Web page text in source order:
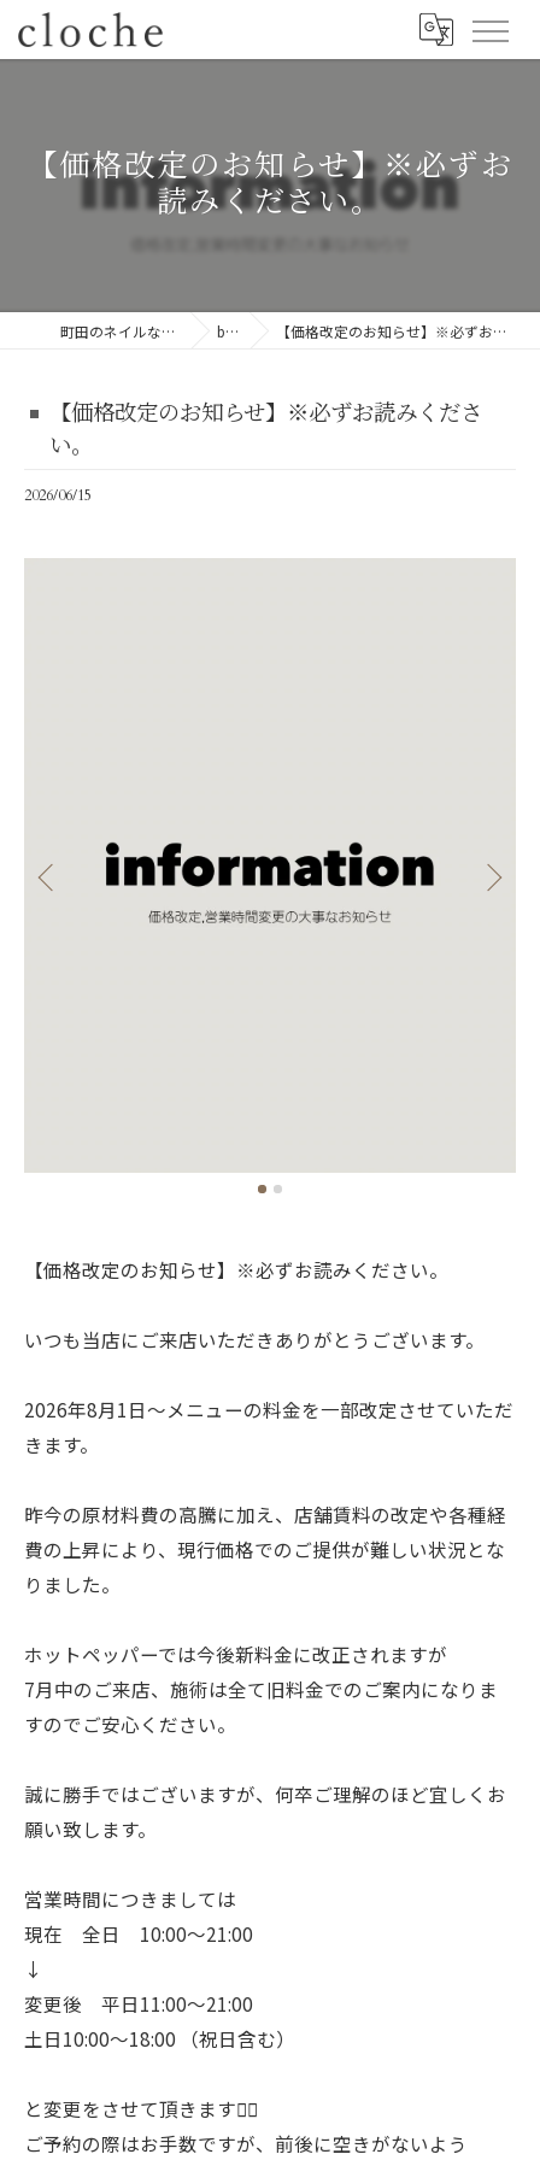
【価格改定のお知らせ】※必ずお
読みください。
町田のネイルならcloche blog 【価格改定のお知らせ】※必ずお読みください。
【価格改定のお知らせ】※必ずお読みくださ
い。
2026/06/15
【価格改定のお知らせ】※必ずお読みください。
いつも当店にご来店いただきありがとうございます。
2026年8月1日〜メニューの料金を一部改定させていただ
きます。
昨今の原材料費の高騰に加え、店舗賃料の改定や各種経
費の上昇により、現行価格でのご提供が難しい状況とな
りました。
ホットペッパーでは今後新料金に改正されますが
7月中のご来店、施術は全て旧料金でのご案内になりま
すのでご安心ください。
誠に勝手ではございますが、何卒ご理解のほど宜しくお
願い致します。
営業時間につきましては
現在 全日 10:00〜21:00
↓
変更後 平日11:00〜21:00
土日10:00〜18:00 （祝日含む）
と変更をさせて頂きます🙇‍♀️
ご予約の際はお手数ですが、前後に空きがないよう